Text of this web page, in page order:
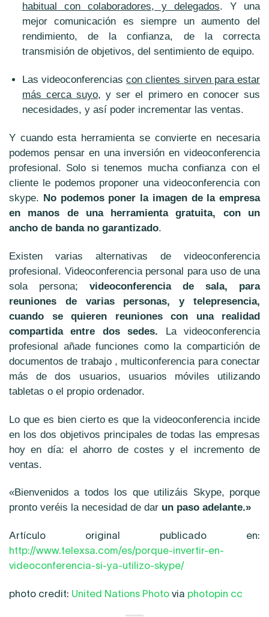
habitual con colaboradores, y delegados. Y una
mejor comunicación es siempre un aumento del
rendimiento, de la confianza, de la correcta
transmisión de objetivos, del sentimiento de equipo.
Las videoconferenciascon clientes sirven para estar
más cerca suyo, y ser el primero en conocer sus
necesidades, y así poder incrementar las ventas.
Y cuando esta herramienta se convierte en necesaria
podemos pensar en una inversión en videoconferencia
profesional. Solo si tenemos mucha confianza con el
cliente le podemos proponer una videoconferencia con
skype. No podemos poner la imagen de la empresa
en manos de una herramienta gratuita, con un
ancho de banda no garantizado.
Existen varias alternativas de videoconferencia
profesional. Videoconferencia personal para uso de una
sola persona; videoconferencia de sala, para
reuniones de varias personas, y telepresencia,
cuando se quieren reuniones con una realidad
compartida entre dos sedes. La videoconferencia
profesional añade funciones como la compartición de
documentos de trabajo , multiconferencia para conectar
más de dos usuarios, usuarios móviles utilizando
tabletas o el propio ordenador.
Lo que es bien cierto es que la videoconferencia incide
en los dos objetivos principales de todas las empresas
hoy en día: elahorro de costes y el incremento de
ventas.
«Bienvenidos a todos los que utilizáis Skype, porque
pronto veréis la necesidad de dar un paso adelante.»
Artículo original publicado en:
http://www.telexsa.com/es/porque-invertir-en-
videoconferencia-si-ya-utilizo-skype/
photo credit: United Nations Photo via photopin cc